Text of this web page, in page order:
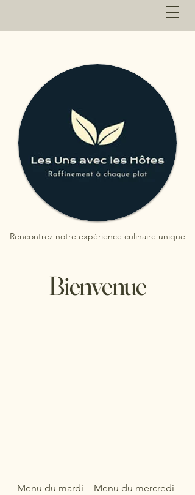
Rencontrez notre expérience culinaire unique
Bienvenue
Menu du mardi Menu du mercredi